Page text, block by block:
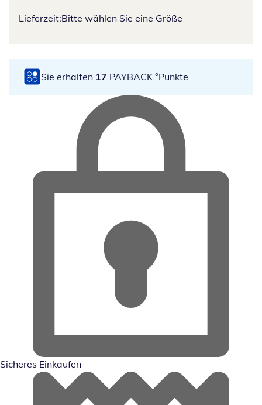
Lieferzeit:Bitte wählen Sie eine Größe
Sie erhalten 17 PAYBACK °Punkte
Sicheres Einkaufen